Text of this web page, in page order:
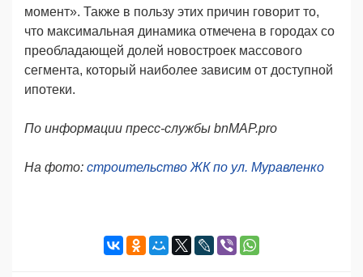
момент». Также в пользу этих причин говорит то,
что максимальная динамика отмечена в городах со
преобладающей долей новостроек массового
сегмента, который наиболее зависим от доступной
ипотеки.
По информации пресс-службы bnMAP.pro
На фото: строительство ЖК по ул. Муравленко